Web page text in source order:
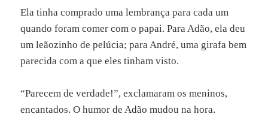
Ela tinha comprado uma lembrança para cada um
quando foram comer com o papai. Para Adão, ela deu
um leãozinho de pelúcia; para André, uma girafa bem
parecida com a que eles tinham visto.
“Parecem de verdade!”, exclamaram os meninos,
encantados. O humor de Adão mudou na hora.